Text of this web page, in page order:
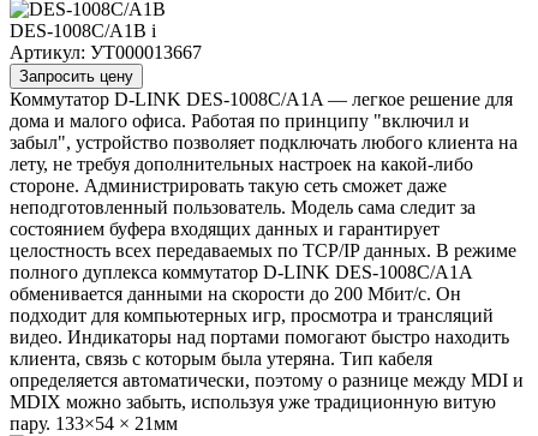
DES-1008C/A1B i
Артикул: УТ000013667
Запросить цену
Коммутатор D-LINK DES-1008C/A1A — легкое решение для
дома и малого офиса. Работая по принципу "включил и
забыл", устройство позволяет подключать любого клиента на
лету, не требуя дополнительных настроек на какой-либо
стороне. Администрировать такую сеть сможет даже
неподготовленный пользователь. Модель сама следит за
состоянием буфера входящих данных и гарантирует
целостность всех передаваемых по TCP/IP данных. В режиме
полного дуплекса коммутатор D-LINK DES-1008C/A1A
обменивается данными на скорости до 200 Мбит/с. Он
подходит для компьютерных игр, просмотра и трансляций
видео. Индикаторы над портами помогают быстро находить
клиента, связь с которым была утеряна. Тип кабеля
определяется автоматически, поэтому о разнице между MDI и
MDIX можно забыть, используя уже традиционную витую
пару. 133×54 × 21мм